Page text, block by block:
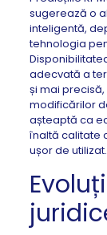
sugerează o
inteligentă,
tehnologia
adecvată a
și mai
modificărilor
așteaptă ca
înaltă calitate
ușor de utilizat.